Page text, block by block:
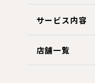
サービス内容
店舗一覧